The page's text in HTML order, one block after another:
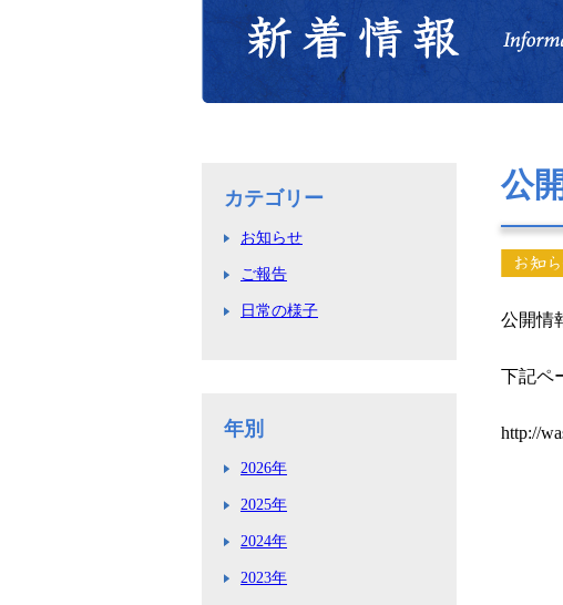
カテゴリー
お知らせ
ご報告
日常の様子
年別
2026年
2025年
2024年
2023年
公
公開情
下記ペ
http://